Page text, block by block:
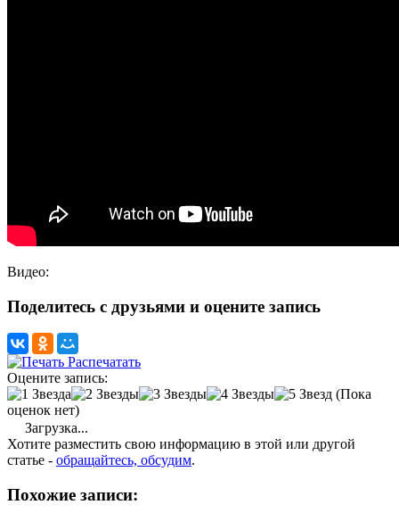
Видео:
Поделитесь с друзьями и оцените запись
Распечатать
Оцените запись:
(Пока
оценок нет)
Загрузка...
Хотите разместить свою информацию в этой или другой
статье - обращайтесь, обсудим.
Похожие записи: